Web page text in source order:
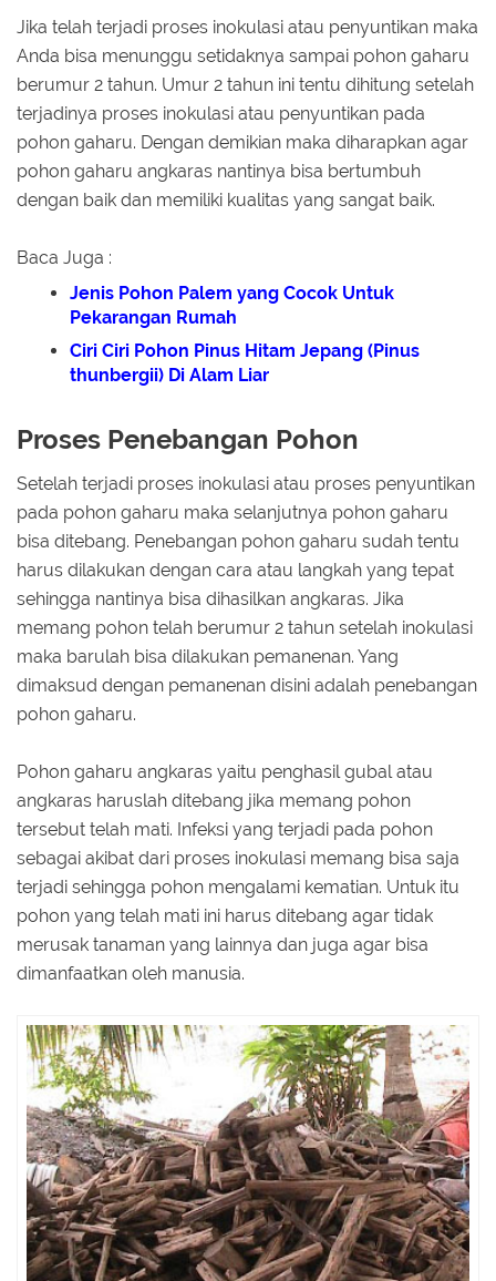
Jika telah terjadi proses inokulasi atau penyuntikan maka
Anda bisa menunggu setidaknya sampai pohon gaharu
berumur 2 tahun. Umur 2 tahun ini tentu dihitung setelah
terjadinya proses inokulasi atau penyuntikan pada
pohon gaharu. Dengan demikian maka diharapkan agar
pohon gaharu angkaras nantinya bisa bertumbuh
dengan baik dan memiliki kualitas yang sangat baik.
Baca Juga :
Jenis Pohon Palem yang Cocok Untuk
Pekarangan Rumah
Ciri Ciri Pohon Pinus Hitam Jepang (Pinus
thunbergii) Di Alam Liar
Proses Penebangan Pohon
Setelah terjadi proses inokulasi atau proses penyuntikan
pada pohon gaharu maka selanjutnya pohon gaharu
bisa ditebang. Penebangan pohon gaharu sudah tentu
harus dilakukan dengan cara atau langkah yang tepat
sehingga nantinya bisa dihasilkan angkaras. Jika
memang pohon telah berumur 2 tahun setelah inokulasi
maka barulah bisa dilakukan pemanenan. Yang
dimaksud dengan pemanenan disini adalah penebangan
pohon gaharu.
Pohon gaharu angkaras yaitu penghasil gubal atau
angkaras haruslah ditebang jika memang pohon
tersebut telah mati. Infeksi yang terjadi pada pohon
sebagai akibat dari proses inokulasi memang bisa saja
terjadi sehingga pohon mengalami kematian. Untuk itu
pohon yang telah mati ini harus ditebang agar tidak
merusak tanaman yang lainnya dan juga agar bisa
dimanfaatkan oleh manusia.